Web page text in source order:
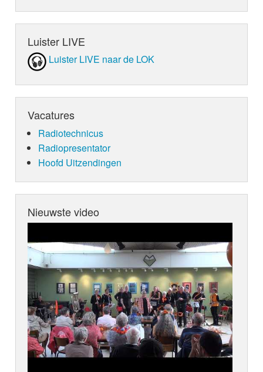
Luister LIVE
Luister LIVE naar de LOK
Vacatures
Radiotechnicus
Radiopresentator
Hoofd Uitzendingen
Nieuwste video